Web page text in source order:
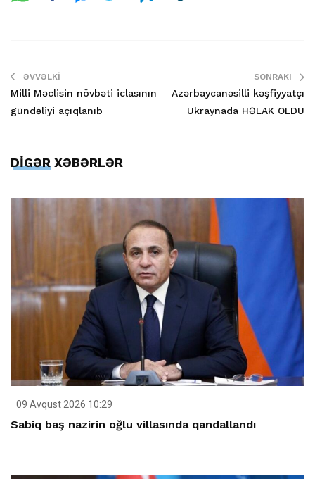
ƏVVƏLKI
Milli Məclisin növbəti iclasının
gündəliyi açıqlanıb
SONRAKI
Azərbaycanəsilli kəşfiyyatçı
Ukraynada HƏLAK OLDU
DİGƏR XƏBƏRLƏR
09 Avqust 2026 10:29
Sabiq baş nazirin oğlu villasında qandallandı